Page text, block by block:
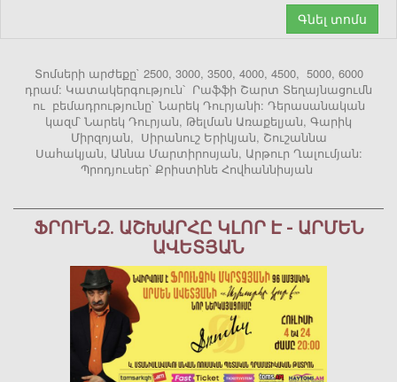
Գնել տոմս
Տոմսերի արժեքը` 2500, 3000, 3500, 4000, 4500, 5000, 6000
դրամ: Կատակերգություն՝ Րաֆֆի Շարտ Տեղայնացումն
ու բեմադրությունը` Նարեկ Դուրյանի: Դերասանական
կազմ՝ Նարեկ Դուրյան, Թելման Առաքելյան, Գարիկ
Միրզոյան, Սիրանուշ Երիկյան, Շուշաննա
Սահակյան, Աննա Մարտիրոսյան, Արթուր Ղալումյան:
Պրոդյուսեր՝ Քրիստինե Հովհաննիսյան
ՖՐՈՒՆԶ. ԱՇԽԱՐՀԸ ԿԼՈՐ Է - ԱՐՄԵՆ
ԱՎԵՏՅԱՆ